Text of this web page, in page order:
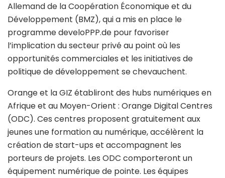
Allemand de la Coopération Économique et du
Développement (BMZ), qui a mis en place le
programme develoPPP.de pour favoriser
l’implication du secteur privé au point où les
opportunités commerciales et les initiatives de
politique de développement se chevauchent.
Orange et la GIZ établiront des hubs numériques en
Afrique et au Moyen-Orient : Orange Digital Centres
(ODC). Ces centres proposent gratuitement aux
jeunes une formation au numérique, accélèrent la
création de start-ups et accompagnent les
porteurs de projets. Les ODC comporteront un
équipement numérique de pointe. Les équipes